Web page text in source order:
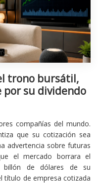
trono bursátil,
por su dividendo
compañías del mundo.
que su cotización sea
advertencia sobre futuras
el mercado borrara el
billón de dólares de su
título de empresa cotizada